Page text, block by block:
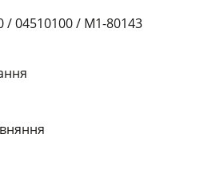
04510100 / М1-80143